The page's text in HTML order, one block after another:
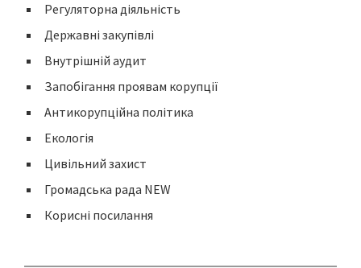
Регуляторна діяльність
Державні закупівлі
Внутрішній аудит
Запобігання проявам корупції
Антикорупційна політика
Екологія
Цивільний захист
Громадська рада NEW
Корисні посилання